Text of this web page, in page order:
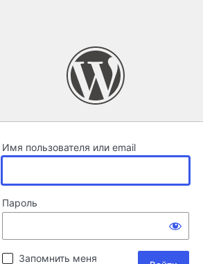
Имя пользователя или email
Пароль
Запомнить меня